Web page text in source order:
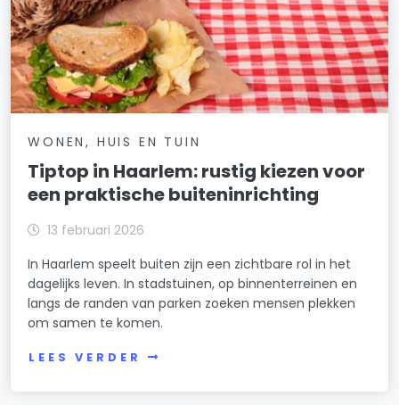
WONEN, HUIS EN TUIN
Tiptop in Haarlem: rustig kiezen voor
een praktische buiteninrichting
13 februari 2026
In Haarlem speelt buiten zijn een zichtbare rol in het
dagelijks leven. In stadstuinen, op binnenterreinen en
langs de randen van parken zoeken mensen plekken
om samen te komen.
LEES VERDER